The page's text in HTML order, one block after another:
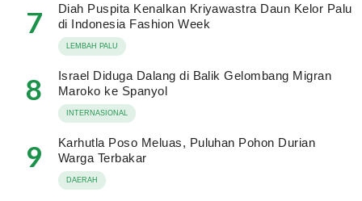
7
Diah Puspita Kenalkan Kriyawastra Daun Kelor Palu
di Indonesia Fashion Week
LEMBAH PALU
8
Israel Diduga Dalang di Balik Gelombang Migran
Maroko ke Spanyol
INTERNASIONAL
9
Karhutla Poso Meluas, Puluhan Pohon Durian
Warga Terbakar
DAERAH